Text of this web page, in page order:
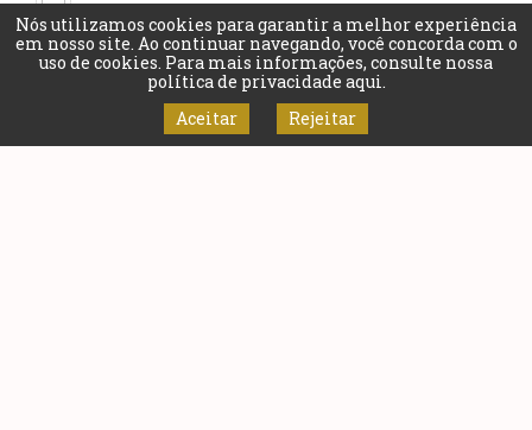
– Oficina Tapete + Arte
(Educação)
20h– Orquestra Filarmônica de Minas Gerais
– Praça Tiradentes(Música)
Nós utilizamos cookies para garantir a melhor experiência
em nosso site. Ao continuar navegando, você concorda com o
uso de cookies. Para mais informações, consulte nossa
política de privacidade aqui.
Aceitar
Rejeitar